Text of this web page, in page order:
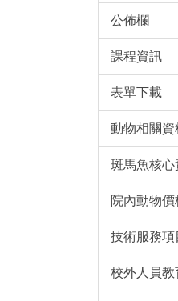
公佈欄
課程資訊
表單下載
動物相關資
斑馬魚核心
院內動物
技術服務
校外人員教